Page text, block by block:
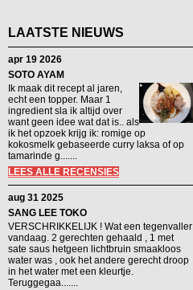
LAATSTE NIEUWS
apr 19 2026
SOTO AYAM
Ik maak dit recept al jaren,
echt een topper. Maar 1
ingredient sla ik altijd over
want geen idee wat dat is.. als
ik het opzoek krijg ik: romige op
kokosmelk gebaseerde curry laksa of op
tamarinde g.......
LEES ALLE RECENSIES
aug 31 2025
SANG LEE TOKO
VERSCHRIKKELIJK ! Wat een tegenvaller
vandaag. 2 gerechten gehaald , 1 met
sate saus hetgeen lichtbruin smaakloos
water was , ook het andere gerecht droop
in het water met een kleurtje.
Teruggegaa.......